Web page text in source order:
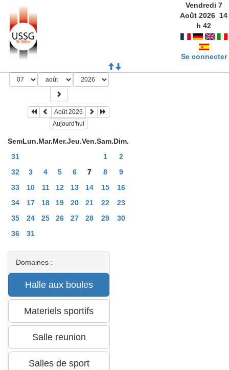
Vendredi 7
Août 2026 14
h42
Se connecter
Août 2026
Aujourd'hui
SemLun.Mar.Mer.Jeu.Ven.Sam.Dim.
31
1
2
32
3 4 5 6 7 8
9
33
10 11 12 13 14 15
16
34
17 18 19 20 21 22
23
35
24 25 26 27 28 29
30
36
31
Domaines :